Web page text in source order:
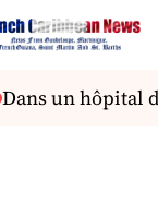
un hôpital